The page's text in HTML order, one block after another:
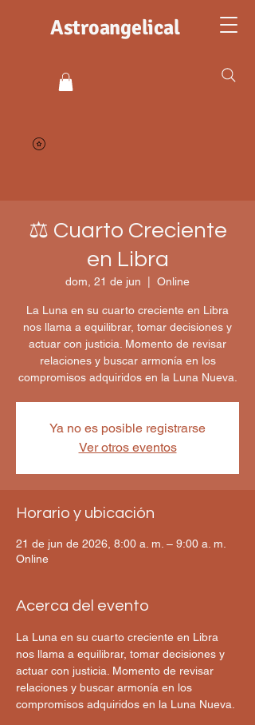
Astroangelical
⚖️ Cuarto Creciente
en Libra
dom, 21 de jun Online
La Luna en su cuarto creciente en Libra
nos llama a equilibrar, tomar decisiones y
actuar con justicia. Momento de revisar
relaciones y buscar armonía en los
compromisos adquiridos en la Luna Nueva.
Ya no es posible registrarse
Ver otros eventos
Horario y ubicación
21 de jun de 2026, 8:00 a. m. – 9:00 a. m.
Online
Acerca del evento
La Luna en su cuarto creciente en Libra
nos llama a equilibrar, tomar decisiones y
actuar con justicia. Momento de revisar
relaciones y buscar armonía en los
compromisos adquiridos en la Luna Nueva.